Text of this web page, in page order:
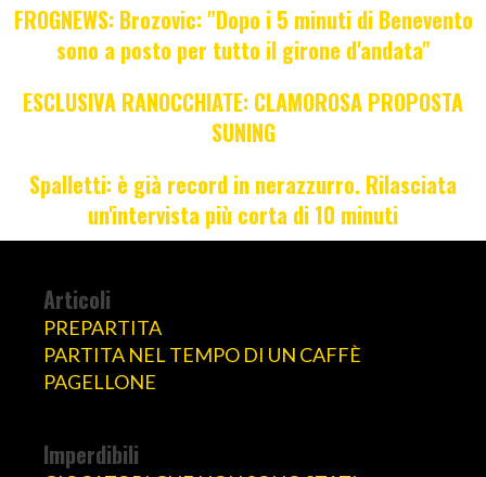
FROGNEWS: Brozovic: "Dopo i 5 minuti di Benevento
sono a posto per tutto il girone d'andata"
ESCLUSIVA RANOCCHIATE: CLAMOROSA PROPOSTA
SUNING
Spalletti: è già record in nerazzurro. Rilasciata
un'intervista più corta di 10 minuti
Articoli
PREPARTITA
PARTITA NEL TEMPO DI UN CAFFÈ
PAGELLONE
Imperdibili